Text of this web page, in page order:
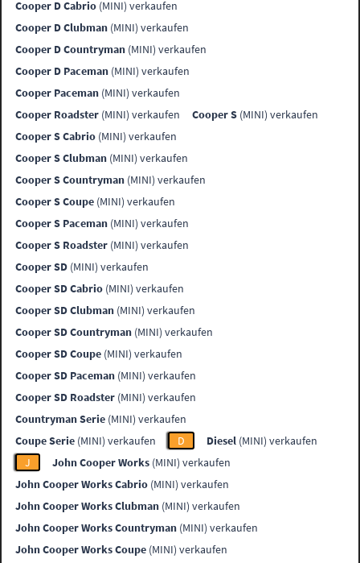
Cooper D Cabrio (MINI) verkaufen
Cooper D Clubman (MINI) verkaufen
Cooper D Countryman (MINI) verkaufen
Cooper D Paceman (MINI) verkaufen
Cooper Paceman (MINI) verkaufen
Cooper Roadster (MINI) verkaufen Cooper S (MINI) verkaufen
Cooper S Cabrio (MINI) verkaufen
Cooper S Clubman (MINI) verkaufen
Cooper S Countryman (MINI) verkaufen
Cooper S Coupe (MINI) verkaufen
Cooper S Paceman (MINI) verkaufen
Cooper S Roadster (MINI) verkaufen
Cooper SD (MINI) verkaufen
Cooper SD Cabrio (MINI) verkaufen
Cooper SD Clubman (MINI) verkaufen
Cooper SD Countryman (MINI) verkaufen
Cooper SD Coupe (MINI) verkaufen
Cooper SD Paceman (MINI) verkaufen
Cooper SD Roadster (MINI) verkaufen
Countryman Serie (MINI) verkaufen
Coupe Serie (MINI) verkaufen D Diesel (MINI) verkaufen
J
John Cooper Works (MINI) verkaufen
John Cooper Works Cabrio (MINI) verkaufen
John Cooper Works Clubman (MINI) verkaufen
John Cooper Works Countryman (MINI) verkaufen
John Cooper Works Coupe (MINI) verkaufen